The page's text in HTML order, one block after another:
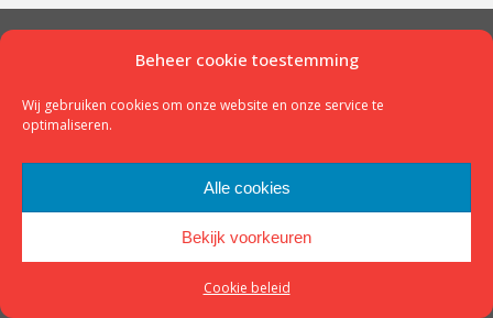
Beheer cookie toestemming
Wij gebruiken cookies om onze website en onze service te
optimaliseren.
Alle cookies
Bekijk voorkeuren
Cookie beleid